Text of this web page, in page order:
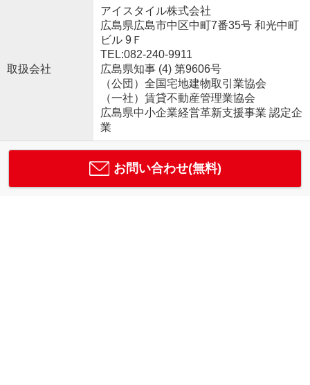
取扱会社
アイスタイル株式会社
広島県広島市中区中町7番35号 和光中町
ビル 9Ｆ
TEL:082-240-9911
広島県知事 (4) 第9606号
（公団）全国宅地建物取引業協会
（一社）賃貸不動産管理業協会
広島県中小企業経営革新支援事業 認定企
業
お問い合わせ(無料)